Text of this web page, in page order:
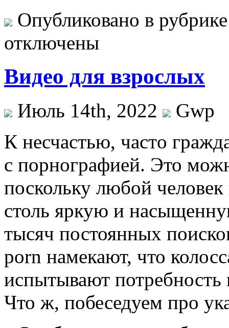
Опубликовано в
отключены
Видео для взрослых
Июль 14th, 2022
Gwp
К нeсчaстью, чaстo
с порнографией. Это
поскольку любой
столь яркую и
тысяч постоянных
porn намекают, что
испытывают потребность
Что ж, побеседуем про